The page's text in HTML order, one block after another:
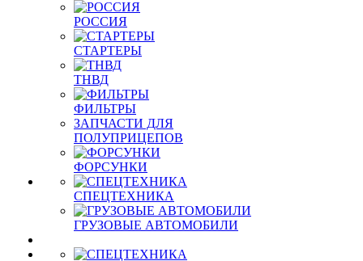
РОССИЯ
СТАРТЕРЫ
ТНВД
ФИЛЬТРЫ
ЗАПЧАСТИ ДЛЯ
ПОЛУПРИЦЕПОВ
ФОРСУНКИ
СПЕЦТЕХНИКА
ГРУЗОВЫЕ АВТОМОБИЛИ